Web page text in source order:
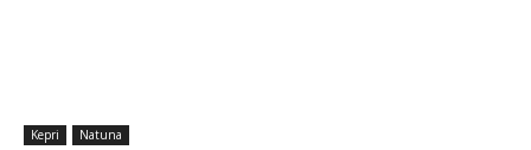
Kepri Natuna